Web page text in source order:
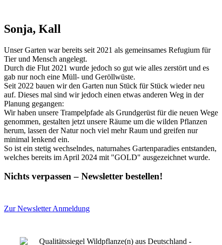
Sonja, Kall
Unser Garten war bereits seit 2021 als gemeinsames Refugium für
Tier und Mensch angelegt.
Durch die Flut 2021 wurde jedoch so gut wie alles zerstört und es
gab nur noch eine Müll- und Geröllwüste.
Seit 2022 bauen wir den Garten nun Stück für Stück wieder neu
auf. Dieses mal sind wir jedoch einen etwas anderen Weg in der
Planung gegangen:
Wir haben unsere Trampelpfade als Grundgerüst für die neuen Wege
genommen, gestalten jetzt unsere Räume um die wilden Pflanzen
herum, lassen der Natur noch viel mehr Raum und greifen nur
minimal lenkend ein.
So ist ein stetig wechselndes, naturnahes Gartenparadies entstanden,
welches bereits im April 2024 mit "GOLD" ausgezeichnet wurde.
Nichts verpassen – Newsletter bestellen!
Zur Newsletter Anmeldung